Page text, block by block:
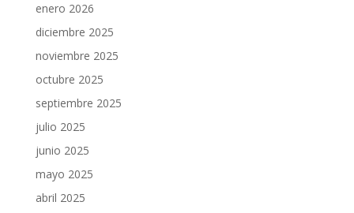
enero 2026
diciembre 2025
noviembre 2025
octubre 2025
septiembre 2025
julio 2025
junio 2025
mayo 2025
abril 2025